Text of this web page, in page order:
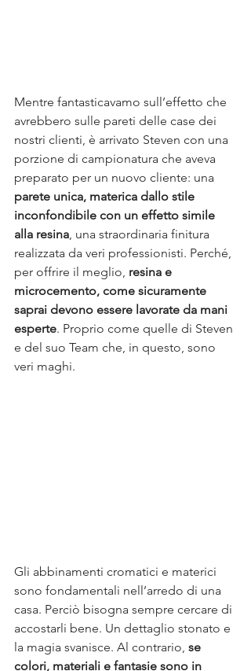
Mentre fantasticavamo sull’effetto che
avrebbero sulle pareti delle case dei
nostri clienti, è arrivato Steven con una
porzione di campionatura che aveva
preparato per un nuovo cliente: una
parete unica, materica dallo stile
inconfondibile con un effetto simile
alla resina, una straordinaria finitura
realizzata da veri professionisti. Perché,
per offrire il meglio, resina e
microcemento, come sicuramente
saprai devono essere lavorate da mani
esperte. Proprio come quelle di Steven
e del suo Team che, in questo, sono
veri maghi.
Gli abbinamenti cromatici e materici
sono fondamentali nell’arredo di una
casa. Perciò bisogna sempre cercare di
accostarli bene. Un dettaglio stonato e
la magia svanisce. Al contrario, se
colori, materiali e fantasie sono in